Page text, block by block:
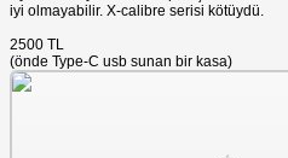
iyi olmayabilir. X-calibre serisi kötüydü.
2500 TL
(önde Type-C usb sunan bir kasa)